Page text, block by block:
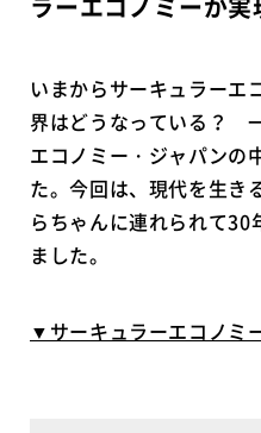
いまからサーキュラーエ
界はどうなっている？
エコノミー・ジャパンの
た。今回は、現代を生き
らちゃんに連れられて30
ました。
▼サーキュラーエコノミ